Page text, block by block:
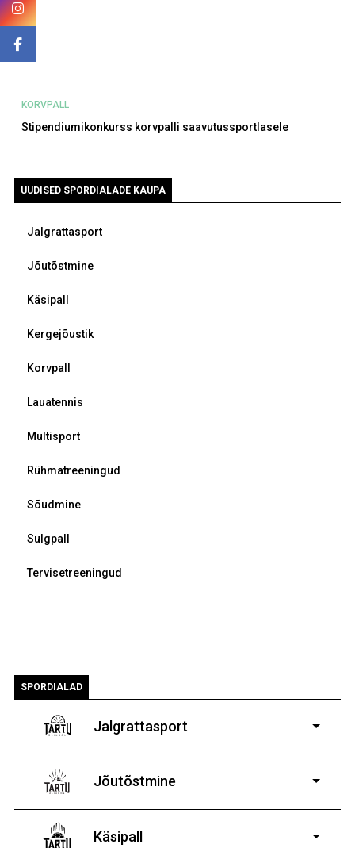
KORVPALL
Stipendiumikonkurss korvpalli saavutussportlasele
UUDISED SPORDIALADE KAUPA
Jalgrattasport
Jõutõstmine
Käsipall
Kergejõustik
Korvpall
Lauatennis
Multisport
Rühmatreeningud
Sõudmine
Sulgpall
Tervisetreeningud
SPORDIALAD
Jalgrattasport
vanematele poistele ja tüdrukutele
Jõutõstmine
poistele ja tüdrukutele
Käsipall